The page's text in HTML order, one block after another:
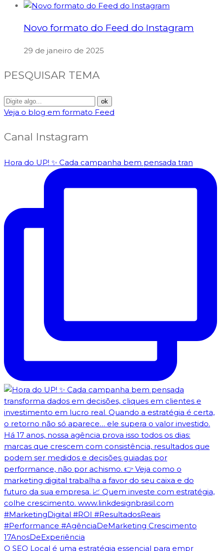
Novo formato do Feed do Instagram
29 de janeiro de 2025
PESQUISAR TEMA
Veja o blog em formato Feed
Canal Instagram
Hora do UP! ✨️ Cada campanha bem pensada tran
O SEO Local é uma estratégia essencial para empr